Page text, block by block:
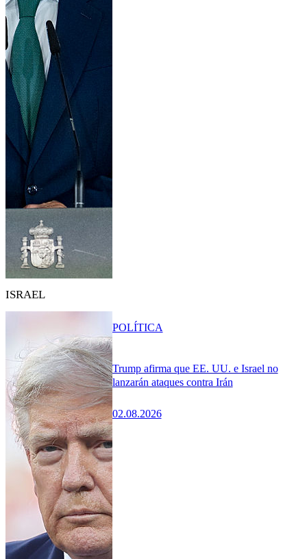
ISRAEL
Trump afirma que EE. UU. e Israel no
lanzarán ataques contra Irán
02.08.2026
POLÍTICA